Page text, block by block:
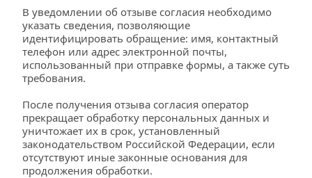
В уведомлении об отзыве согласия необходимо
указать сведения, позволяющие
идентифицировать обращение: имя, контактный
телефон или адрес электронной почты,
использованный при отправке формы, а также суть
требования.
После получения отзыва согласия оператор
прекращает обработку персональных данных и
уничтожает их в срок, установленный
законодательством Российской Федерации, если
отсутствуют иные законные основания для
продолжения обработки.